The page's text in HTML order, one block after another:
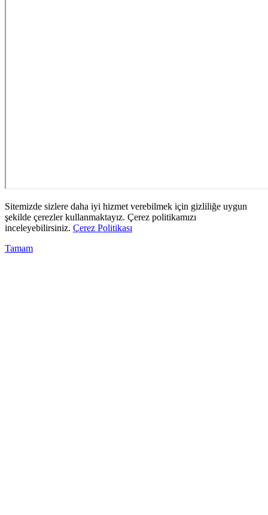
Sitemizde sizlere daha iyi hizmet verebilmek için gizliliğe uygun
şekilde çerezler kullanmaktayız. Çerez politikamızı
inceleyebilirsiniz. Çerez Politikası
Tamam